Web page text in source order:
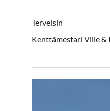
Terveisin
Kenttämestari Ville​​​ &